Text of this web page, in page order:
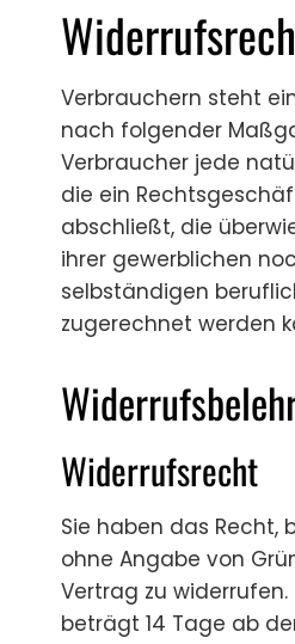
Verbrauchern steht
nach folgender
Verbraucher jede
die ein
abschließt, die
ihrer gewerblichen
selbständigen
zugerechnet werden
Widerrufsrecht
Sie haben das Recht,
ohne Angabe von
Vertrag zu
beträgt 14 Tage ab